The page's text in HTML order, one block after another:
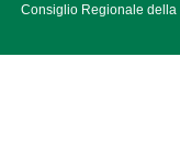
Consiglio Regionale della